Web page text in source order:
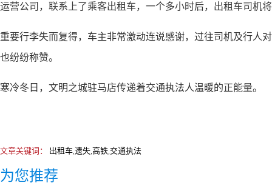
运营公司，联系上了乘客出租车，一个多小时后，出租车司机
重要行李失而复得，车主非常激动连说感谢，过往司机及行人
也纷纷称赞。
寒冷冬日，文明之城驻马店传递着交通执法人温暖的正能量。
文章关键词： 出租车,遗失,高铁,交通执法
为您推荐